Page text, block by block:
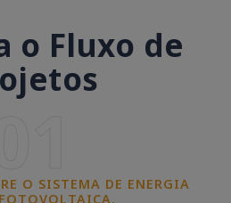
o Fluxo de
O SISTEMA DE ENERGIA